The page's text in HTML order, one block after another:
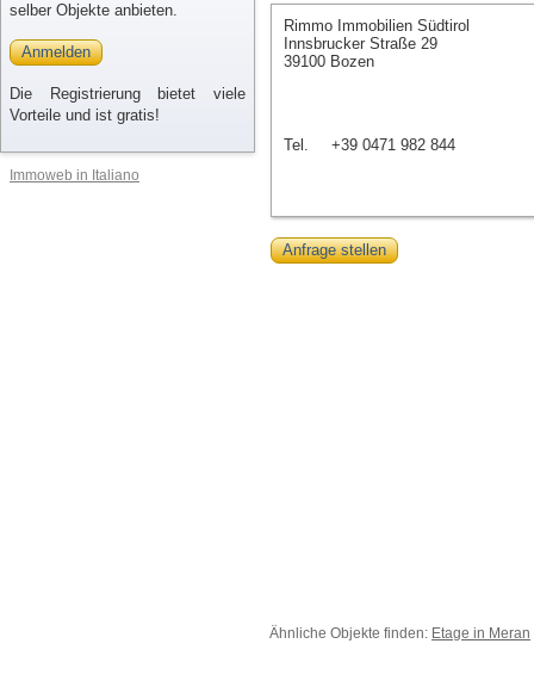
selber Objekte anbieten.
Anmelden
Die Registrierung bietet viele
Vorteile und ist gratis!
Immoweb in Italiano
Rimmo Immobilien Südtirol
Innsbrucker Straße 29
39100 Bozen
Tel. +39 0471 982 844
Anfrage stellen
Ähnliche Objekte finden: Etage in Meran